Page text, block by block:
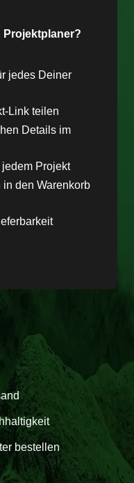
Projektplaner?
jedes Deiner
Link teilen
Details im
Projekt
den Warenkorb
bestellen